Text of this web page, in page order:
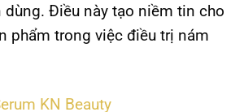
dùng. Điều này tạo niềm tin cho
phẩm trong việc điều trị nám
KN Beauty